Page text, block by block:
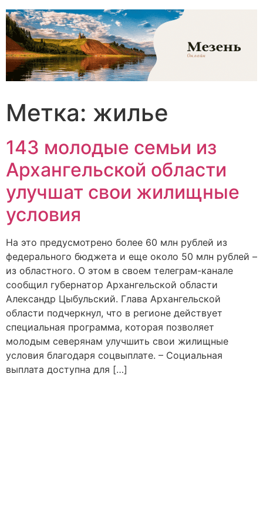
Перейти
содержимому
Метка: жилье
143 молодые семьи из
Архангельской области
улучшат свои жилищные
условия
На это предусмотрено более 60 млн рублей из
федерального бюджета и еще около 50 млн рублей –
из областного. О этом в своем телеграм-канале
сообщил губернатор Архангельской области
Александр Цыбульский. Глава Архангельской
области подчеркнул, что в регионе действует
специальная программа, которая позволяет
молодым северянам улучшить свои жилищные
условия благодаря соцвыплате. – Социальная
выплата доступна для […]